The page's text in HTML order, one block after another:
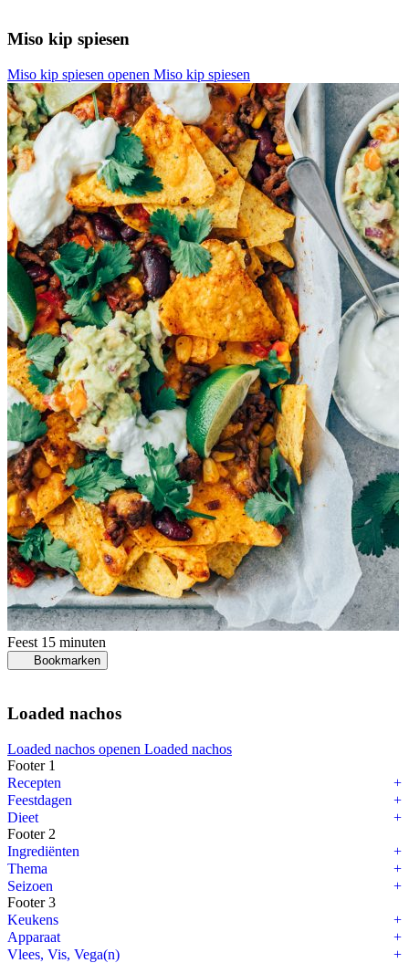
Miso kip spiesen
Miso kip spiesen openen Miso kip spiesen
Feest 15 minuten
Bookmarken
Loaded nachos
Loaded nachos openen Loaded nachos
Footer 1
Recepten
Feestdagen
Dieet
Footer 2
Ingrediënten
Thema
Seizoen
Footer 3
Keukens
Apparaat
Vlees, Vis, Vega(n)